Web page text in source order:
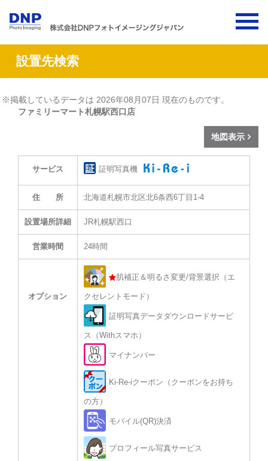
設置先検索
※掲載しているデータは 2026年08月07日 現在のものです。
ファミリーマート札幌駅西口店
地図表示
サービス 証明写真機
住 所 北海道札幌市北区北6条西6丁目1-4
設置場所詳細 JR札幌駅西口
営業時間 24時間
オプション
肌補正＆明るさ変更/背景選択（エ
クセレントモード）
証明写真データダウンロードサービ
ス（Withスマホ）
マイナンバー
Ki-Re-iクーポン（クーポンをお持ち
の方）
モバイル(QR)決済
プロフィール写真サービス